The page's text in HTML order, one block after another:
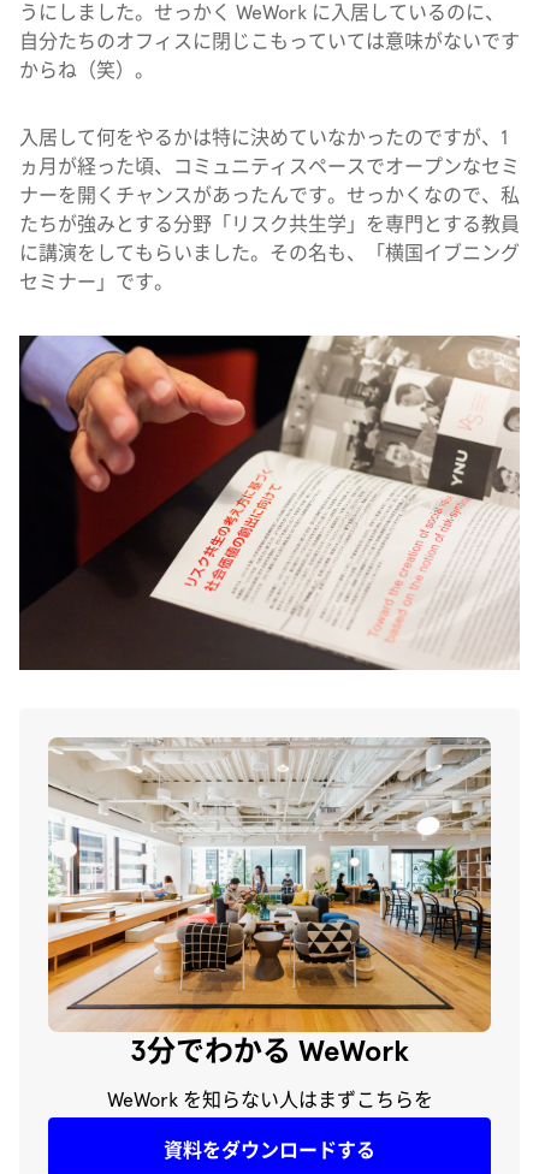
うにしました。せっかく WeWork に入居しているのに、
自分たちのオフィスに閉じこもっていては意味がないです
からね（笑）。
入居して何をやるかは特に決めていなかったのですが、1
ヵ月が経った頃、コミュニティスペースでオープンなセミ
ナーを開くチャンスがあったんです。せっかくなので、私
たちが強みとする分野「リスク共生学」を専門とする教員
に講演をしてもらいました。その名も、「横国イブニング
セミナー」です。
3分でわかる WeWork
WeWork を知らない人はまずこちらを
資料をダウンロードする